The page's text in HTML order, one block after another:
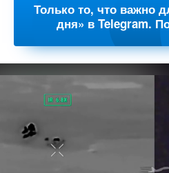
Только то, что важно
дня» в Telegram.